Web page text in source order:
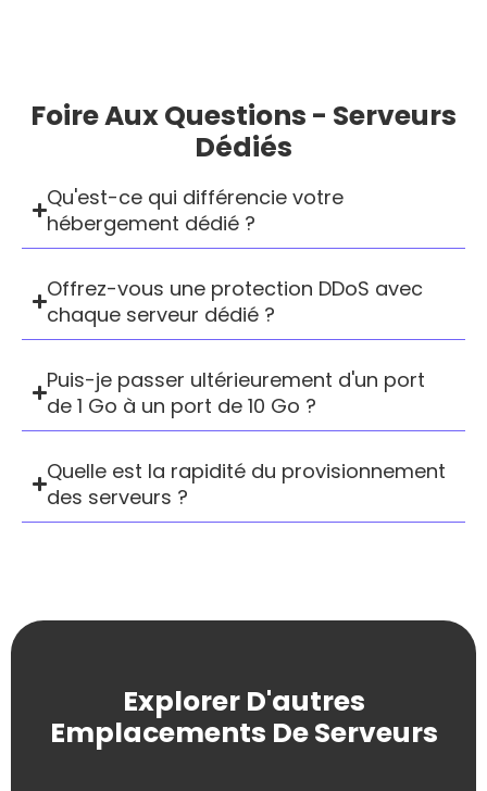
Foire Aux Questions - Serveurs
Dédiés
Qu'est-ce qui différencie votre
hébergement dédié ?
Offrez-vous une protection DDoS avec
chaque serveur dédié ?
Puis-je passer ultérieurement d'un port
de 1 Go à un port de 10 Go ?
Quelle est la rapidité du provisionnement
des serveurs ?
Explorer D'autres
Emplacements De Serveurs